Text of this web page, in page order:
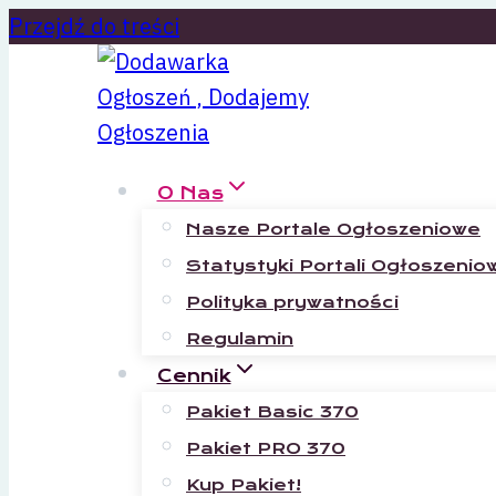
Przejdź do treści
O Nas
Nasze Portale Ogłoszeniowe
Statystyki Portali
Polityka prywatności
Regulamin
Cennik
Pakiet Basic 370
Pakiet PRO 370
Kup Pakiet!